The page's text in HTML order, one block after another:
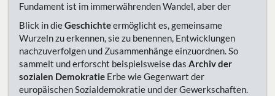
Fundament ist im immerwährenden Wandel, aber der
Blick in dieGeschichteermöglicht es, gemeinsame
Wurzeln zu erkennen, sie zu benennen, Entwicklungen
nachzuverfolgen und Zusammenhänge einzuordnen. So
sammelt und erforscht beispielsweise das Archiv der
sozialen Demokratie Erbe wie Gegenwart der
europäischen Sozialdemokratie und der Gewerkschaften.